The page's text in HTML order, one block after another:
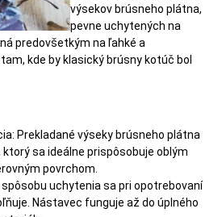
výsekov brúsneho plátna,
pevne uchytených na
predovšetkým na ľahké a
kde by klasický brúsny kotúč bol
Prekladané výseky brúsneho plátna
sa ideálne prispôsobuje oblým
povrchom.
uchytenia sa pri opotrebovaní
Nástavec funguje až do úplného